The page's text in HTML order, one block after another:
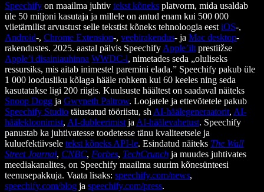
Speechify on maailma juhtiv tekst kõneks platvorm, mida usaldab
üle 50 miljoni kasutaja ja millele on antud enam kui 500 000
viietärnilist arvustust selle tekstist kõneks tehnoloogia eest iOS-,
Android-, Chrome Extension-, veebirakendus- ja Mac desktop-
rakendustes. 2025. aastal pälvis Speechify Apple’ilt prestiižse
Apple’i disainiauhinna WWDC-l, nimetades seda „oluliseks
ressursiks, mis aitab inimestel paremini elada.” Speechify pakub üle
1 000 loodusliku kõlaga hääle rohkem kui 60 keeles ning seda
kasutatakse ligi 200 riigis. Kuulsuste häältest on saadaval näiteks
Snoop Dogg ja Gwyneth Paltrow. Loojatele ja ettevõtetele pakub
Speechify Studio täiustatud tööriistu, sh AI-häälegeneraatorit, AI-
häälekloonimist, AI-dubleerimist ja AI-häälevahetust. Speechify
panustab ka juhtivatesse toodetesse tänu kvaliteetsele ja
kuluefektiivsele tekst kõneks API-le. Esindatud näiteks The Wall
Street Journal, CNBC, Forbes, TechCrunch ja muudes juhtivates
meediakanalites, on Speechify maailma suurim kõnesünteesi
teenusepakkuja. Vaata lisaks: speechify.com/news,
speechify.com/blog ja speechify.com/press.